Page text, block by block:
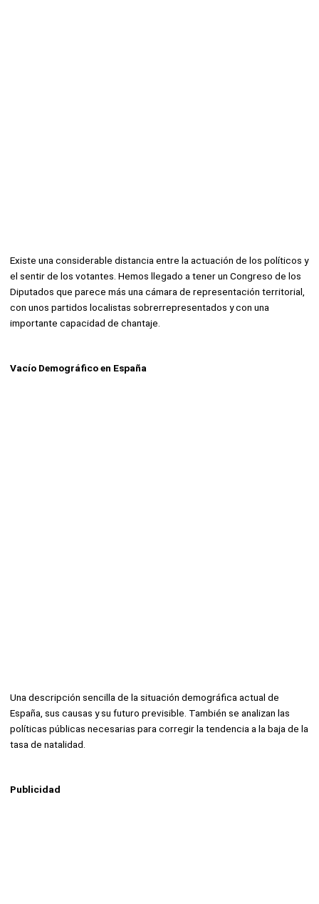
Existe una considerable distancia entre la actuación de los políticos y
el sentir de los votantes. Hemos llegado a tener un Congreso de los
Diputados que parece más una cámara de representación territorial,
con unos partidos localistas sobrerrepresentados y con una
importante capacidad de chantaje.
Vacío Demográfico en España
Una descripción sencilla de la situación demográfica actual de
España, sus causas y su futuro previsible. También se analizan las
políticas públicas necesarias para corregir la tendencia a la baja de la
tasa de natalidad.
Publicidad